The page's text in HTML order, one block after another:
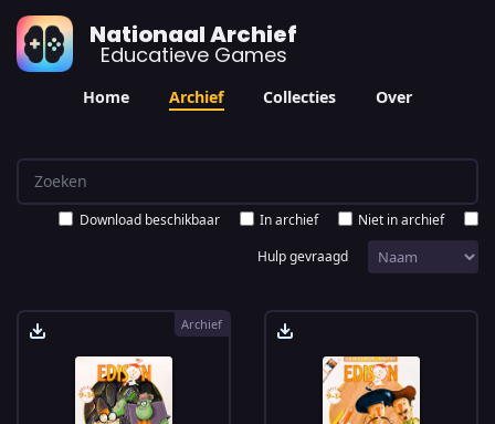
Nationaal Archief
Educatieve Games
Home Archief Collecties Over
Download beschikbaar In archief
Niet in archief
Hulp gevraagd
Archief